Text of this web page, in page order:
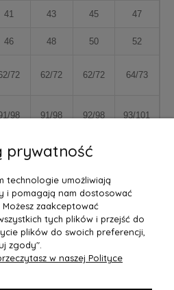
41 43 45 47
46 48 50 52
72 62/72 62/72 64/73
98 91/98 92/98 93/101
prywatność
technologie umożliwiają
i pomagają nam dostosować
zaakceptować
tych plików i przejść do
plików do swoich preferencji,
zgody".
w naszej Polityce